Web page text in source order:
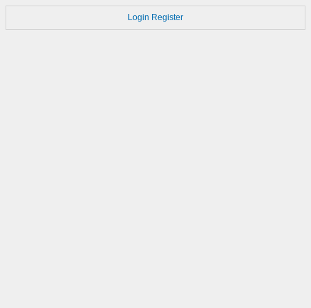
Login Register